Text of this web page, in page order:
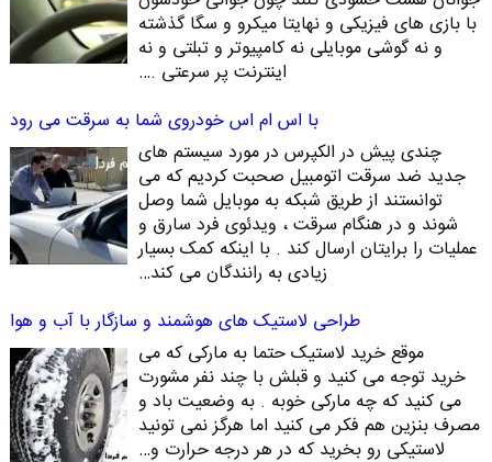
با بازی های فیزیکی و نهایتا میکرو و سگا گذشته
و نه گوشی موبایلی نه کامپیوتر و تبلتی و نه
اینترنت پر سرعتی .…
با اس ام اس خودروی شما به سرقت می رود
چندی پیش در الکپرس در مورد سیستم های
جدید ضد سرقت اتومبیل صحبت کردیم که می
توانستند از طریق شبکه به موبایل شما وصل
شوند و در هنگام سرقت ، ویدئوی فرد سارق و
عملیات را برایتان ارسال کند . با اینکه کمک بسیار
زیادی به رانندگان می کند…
طراحی لاستیک های هوشمند و سازگار با آب و هوا
موقع خرید لاستیک حتما به مارکی که می
خرید توجه می کنید و قبلش با چند نفر مشورت
می کنید که چه مارکی خوبه . به وضعیت باد و
مصرف بنزین هم فکر می کنید اما هرگز نمی تونید
لاستیکی رو بخرید که در هر درجه حرارت و…